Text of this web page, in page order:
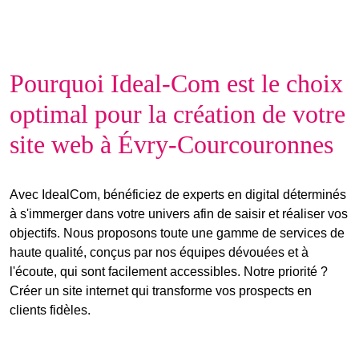
Pourquoi Ideal-Com est le choix
optimal pour la création de votre
site web à Évry-Courcouronnes
Avec IdealCom, bénéficiez de experts en digital déterminés
à s'immerger dans votre univers afin de saisir et réaliser vos
objectifs. Nous proposons toute une gamme de services de
haute qualité, conçus par nos équipes dévouées et à
l'écoute, qui sont facilement accessibles. Notre priorité ?
Créer un site internetqui transforme vos prospects en
clients fidèles.